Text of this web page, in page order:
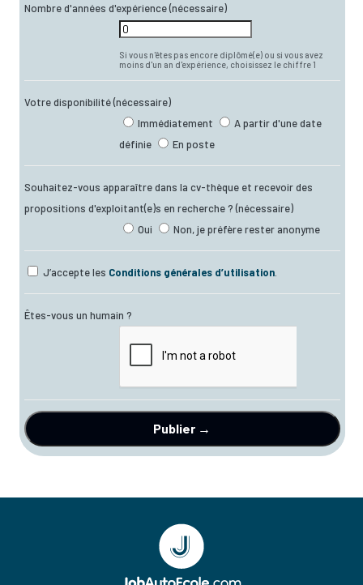
Nombre d'années d'expérience(nécessaire)
Si vous n'êtes pas encore diplômé(e) ou si vous avez
moins d'un an d'expérience, choisissez le chiffre 1
Votre disponibilité(nécessaire)
Immédiatement
A partir d'une date
définie
En poste
Souhaitez-vous apparaître dans la cv-thèque et recevoir des
propositions d'exploitant(e)s en recherche ?(nécessaire)
Oui
Non, je préfère rester anonyme
J’accepte les Conditions générales d’utilisation
Êtes-vous un humain ?